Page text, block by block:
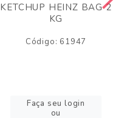
KETCHUP HEINZ BAG 2
KG
Código: 61947
Faça seu login
ou